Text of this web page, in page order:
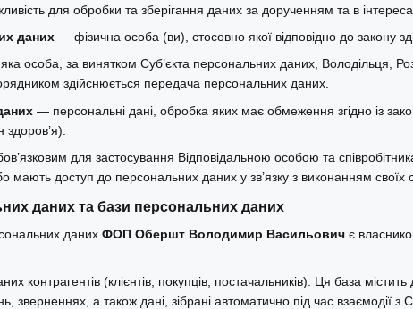
для обробки та зберігання даних за дорученням та в
даних — фізична особа (ви), стосовно якої відповідно до закону
особа, за винятком Суб’єкта персональних даних, Володільця,
здійснюється передача персональних даних.
— персональні дані, обробка яких має обмеження згідно із
здоров’я).
для застосування Відповідальною особою та
мають доступ до персональних даних у зв’язку з виконанням своїх
даних та бази персональних даних
даних ФОП Обершт Володимир Васильович є
контрагентів (клієнтів, покупців, постачальників). Ця база
зверненнях, а також дані, зібрані автоматично під час взаємодії